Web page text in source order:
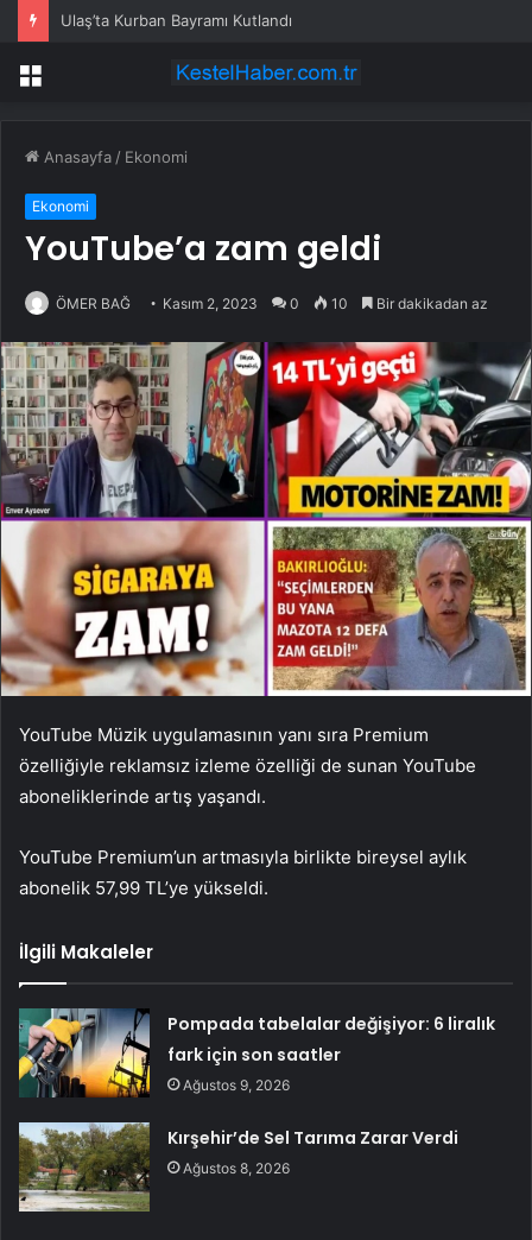
Ulaş’ta Kurban Bayramı Kutlandı
Menü
Anasayfa / Ekonomi
Ekonomi
YouTube’a zam geldi
ÖMER BAĞ Kasım 2, 2023 0 10 Bir dakikadan az
YouTube Müzik uygulamasının yanı sıra Premium
özelliğiyle reklamsız izleme özelliği de sunan YouTube
aboneliklerinde artış yaşandı.
YouTube Premium’un artmasıyla birlikte bireysel aylık
abonelik 57,99 TL’ye yükseldi.
İlgili Makaleler
Pompada tabelalar değişiyor: 6 liralık
fark için son saatler
Ağustos 9, 2026
Kırşehir’de Sel Tarıma Zarar Verdi
Ağustos 8, 2026